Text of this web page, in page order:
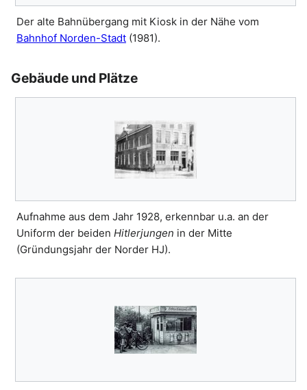
Der alte Bahnübergang mit Kiosk in der Nähe vom
Bahnhof Norden-Stadt (1981).
Gebäude und Plätze
Aufnahme aus dem Jahr 1928, erkennbar u.a. an der
Uniform der beiden Hitlerjungen in der Mitte
(Gründungsjahr der Norder HJ).